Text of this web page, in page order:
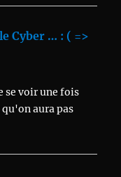
Cyber … : ( =>
se voir une fois
aura pas